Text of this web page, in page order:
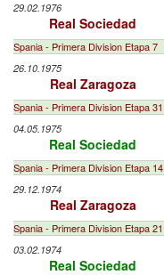
29.02.1976
Real Sociedad
Spania - Primera Division Etapa 7
26.10.1975
Real Zaragoza
Spania - Primera Division Etapa 31
04.05.1975
Real Sociedad
Spania - Primera Division Etapa 14
29.12.1974
Real Zaragoza
Spania - Primera Division Etapa 21
03.02.1974
Real Sociedad